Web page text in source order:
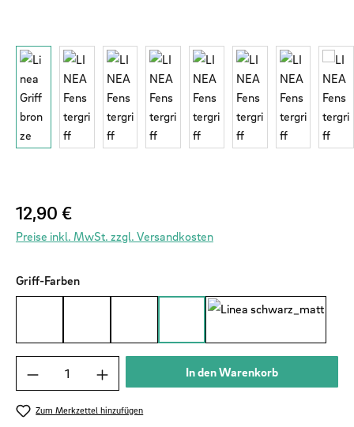
Regulärer Preis:
12,90 €
Preise inkl. MwSt. zzgl. Versandkosten
Griff-Farbenauswählen
Produkt Anzahl: Gib den gewünschten Wert
In den Warenkorb
Zum Merkzettel hinzufügen